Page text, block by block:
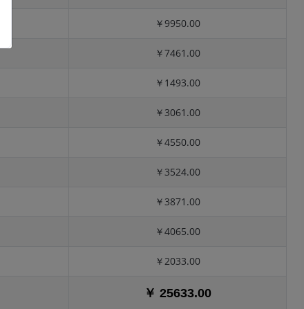
￥9950.00
￥7461.00
￥1493.00
￥3061.00
￥4550.00
￥3524.00
￥3871.00
￥4065.00
￥2033.00
￥ 25633.00